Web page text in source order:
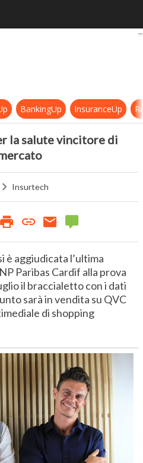
il wearable per la salute
BankingUp InsuranceUp
la salute vincitore di
Insurtech
è aggiudicata l’ultima
Paribas Cardif alla prova
il braccialetto con i dati
sarà in vendita su QVC
di shopping